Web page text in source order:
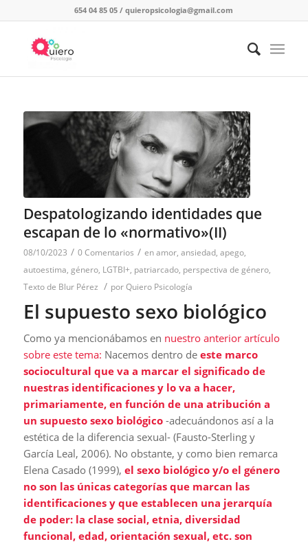
654 04 85 05 /quieropsicologia@gmail.com
Despatologizando identidades que
escapan de lo «normativo»(II)
08/10/2023 / 0 Comentarios / enamor, ansiedad, apego,
autoestima, género, LGTBI+, patriarcado, perspectiva de género,
Texto de Blur Pérez / porQuiero Psicología
El supuesto sexo biológico
Como ya mencionábamos en nuestro anterior artículo
sobre este tema: Nacemos dentro de este marco
sociocultural que va a marcar el significado de
nuestras identificaciones y lo va a hacer,
primariamente, en función de una atribución a
un supuesto sexo biológico -adecuándonos así a la
estética de la diferencia sexual- (Fausto-Sterling y
García Leal, 2006). No obstante, y como bien remarca
Elena Casado (1999), el sexo biológico y/o el género
no son las únicas categorías que marcan las
identificaciones y que establecen una jerarquía
de poder: la clase social, etnia, diversidad
funcional, edad, orientación sexual, etc. son